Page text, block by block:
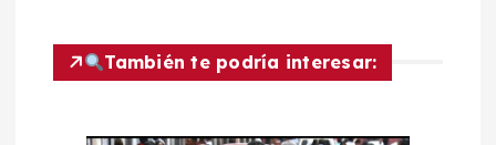
c
También te podría interesar: